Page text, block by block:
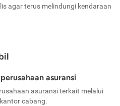
agar terus melindungi kendaraan
asuransi
asuransi terkait melalui
cabang.